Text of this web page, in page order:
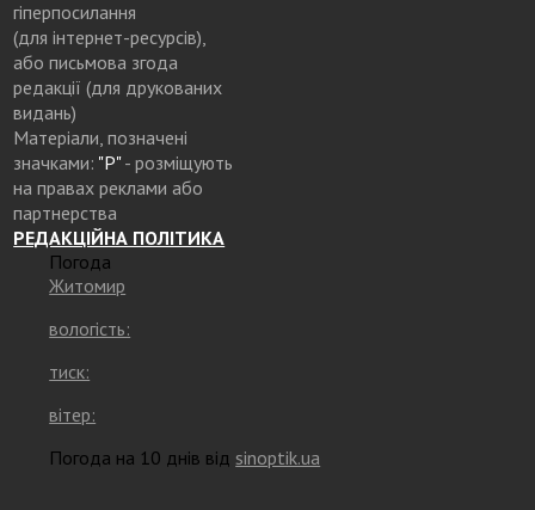
гіперпосилання
(для інтернет-ресурсів),
або письмова згода
редакції (для друкованих
видань)
Матеріали, позначені
значками: "Р"- розміщують
на правах реклами або
партнерства
РЕДАКЦІЙНА ПОЛІТИКА
Погода
Житомир
вологість:
тиск:
вітер:
Погода на 10 днів від sinoptik.ua